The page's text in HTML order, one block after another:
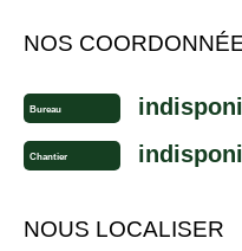
NOS
Bureau
Chantier
NOUS LOCALISER